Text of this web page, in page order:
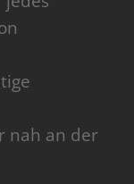
nah an der